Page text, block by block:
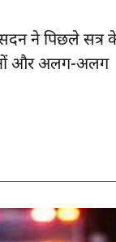
ने पिछले सत्र
और अलग-अलग